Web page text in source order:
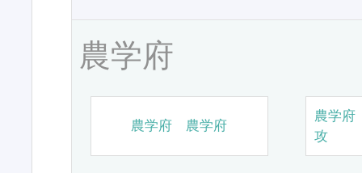
農学府
農学府 農学府
農学
攻